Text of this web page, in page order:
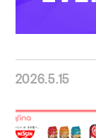
2026.5.15